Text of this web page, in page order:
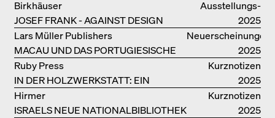
VON EOOS
Ausstellungs­
kataloge
JOSEF FRANK - AGAINST DESIGN
Birkhäuser
2025
Neuerscheinungen
MACAU UND DAS PORTUGIESISCHE
KOLONIALERBE IN CHINA
Lars Müller Publishers
2025
Kurznotizen
IN DER HOLZWERKSTATT: EIN
HANDBUCH
Ruby Press
2025
Kurznotizen
ISRAELS NEUE NATIONALBIBLIOTHEK
Hirmer
2025